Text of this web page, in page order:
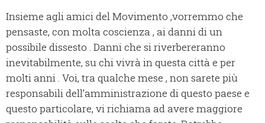
Insieme agli amici del Movimento ,vorremmo che
pensaste, con molta coscienza , ai danni di un
possibile dissesto . Danni che si riverbereranno
inevitabilmente, su chi vivrà in questa città e per
molti anni . Voi, tra qualche mese , non sarete più
responsabili dell’amministrazione di questo paese e
questo particolare, vi richiama ad avere maggiore